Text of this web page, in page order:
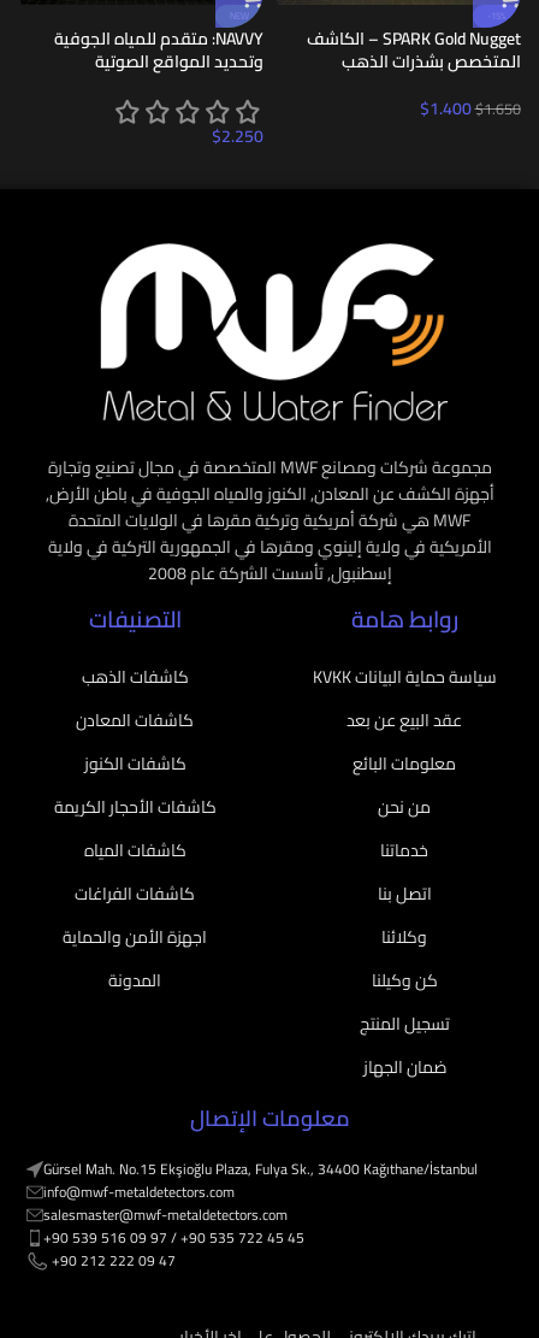
-15%
SPARK Gold Nugget – الكاشف
المتخصص بشذرات الذهب
$1.650
$1.400
NEW
NAVVY: متقدم للمياه الجوفية
وتحديد المواقع الصوتية
$2.250
مجموعة شركات ومصانع MWF المتخصصة في مجال تصنيع وتجارة
أجهزة الكشف عن المعادن, الكنوز والمياه الجوفية في باطن الأرض,
MWF هي شركة أمريكية وتركية مقرها في الولايات المتحدة
الأمريكية في ولاية إلينوي ومقرها في الجمهورية التركية في ولاية
إسطنبول, تأسست الشركة عام 2008
روابط هامة
سياسة حماية البيانات KVKK
عقد البيع عن بعد
معلومات البائع
من نحن
خدماتنا
اتصل بنا
وكلائنا
كن وكيلنا
تسجيل المنتج
ضمان الجهاز
التصنيفات
كاشفات الذهب
كاشفات المعادن
كاشفات الكنوز
كاشفات الأحجار الكريمة
كاشفات المياه
كاشفات الفراغات
اجهزة الأمن والحماية
المدونة
معلومات الإتصال
Gürsel Mah. No.15 Ekşioğlu Plaza, Fulya Sk., 34400 Kağıthane/İstanbul
info@mwf-metaldetectors.com
salesmaster@mwf-metaldetectors.com
+90 539 516 09 97 / ‎‪+90 535 722 45 45
‎‪ +90 212 222 09 47